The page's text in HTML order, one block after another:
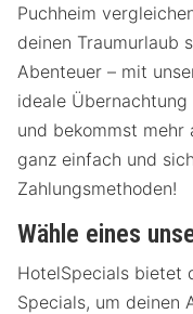
Puchheim
deinen Traumurlaub
Abenteuer – mit
ideale
und bekommst mehr
ganz einfach und
Zahlungsmethoden!
Wähle eines
HotelSpecials bietet
Specials, um deinen